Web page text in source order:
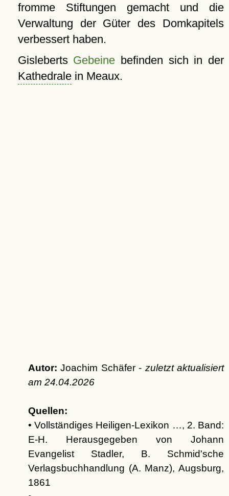
fromme Stiftungen gemacht und die
Verwaltung der Güter des Domkapitels
verbessert haben.
Gisleberts Gebeine befinden sich in der
Kathedralein Meaux.
Autor: Joachim Schäfer - zuletzt aktualisiert
am 24.04.2026
Quellen:
• Vollständiges Heiligen-Lexikon …, 2. Band:
E-H. Herausgegeben von Johann
Evangelist Stadler, B. Schmid'sche
Verlagsbuchhandlung (A. Manz), Augsburg,
1861